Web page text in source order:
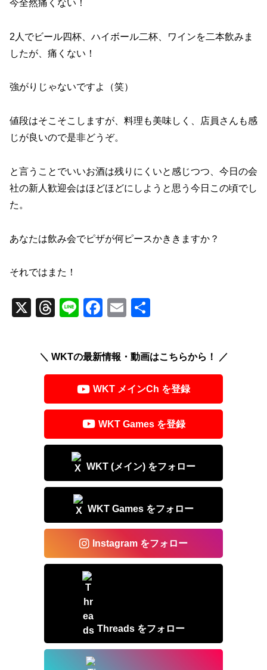
今全然痛くない！
2人でビール四杯、ハイボール二杯、ワインを二本飲みま
したが、痛くない！
強がりじゃないですよ（笑）
値段はそこそこしますが、料理も美味しく、店員さんも感
じが良いので是非どうぞ。
と言うことでいいお酒は残りにくいと感じつつ、今日の会
社の新人歓迎会はほどほどにしようと思う今日この頃でし
た。
あなたは飲み会でピザが何ピースかききますか？
それではまた！
X
T
a
s
Li
e
F
c
e
b
o
o
k
E
ail
＼ WKTの最新情報・動画はこちらから！ ／
WKT メインCh を登録
WKT Games を登録
WKT (メイン) をフォロー
WKT Games をフォロー
Instagram をフォロー
Threads をフォロー